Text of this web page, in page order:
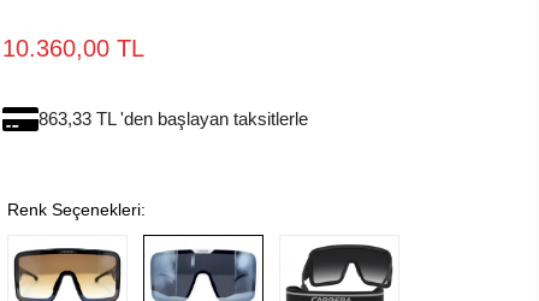
10.360,00 TL
863,33 TL 'den başlayan taksitlerle
Renk Seçenekleri: